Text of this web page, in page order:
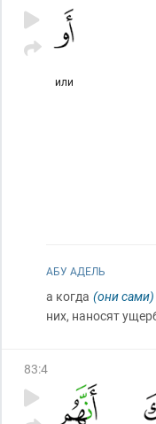
или
АБУ АДЕЛЬ
а когда (они сами)
них, наносят
83:4